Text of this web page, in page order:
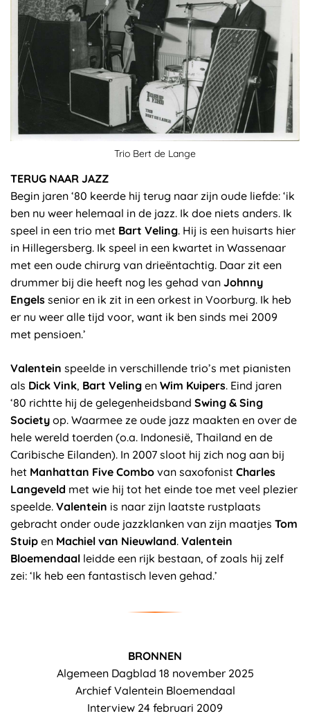
Trio Bert de Lange
TERUG NAAR JAZZ
Begin jaren ‘80 keerde hij terug naar zijn oude liefde: ‘ik
ben nu weer helemaal in de jazz. Ik doe niets anders. Ik
speel in een trio met Bart Veling. Hij is een huisarts hier
in Hillegersberg. Ik speel in een kwartet in Wassenaar
met een oude chirurg van drieëntachtig. Daar zit een
drummer bij die heeft nog les gehad van Johnny
Engels senior en ik zit in een orkest in Voorburg. Ik heb
er nu weer alle tijd voor, want ik ben sinds mei 2009
met pensioen.’
Valentein speelde in verschillende trio’s met pianisten
als Dick Vink, Bart Veling en Wim Kuipers. Eind jaren
‘80 richtte hij de gelegenheidsband Swing & Sing
Society op. Waarmee ze oude jazz maakten en over de
hele wereld toerden (o.a. Indonesië, Thailand en de
Caribische Eilanden). In 2007 sloot hij zich nog aan bij
het Manhattan Five Combo van saxofonist Charles
Langeveld met wie hij tot het einde toe met veel plezier
speelde. Valentein is naar zijn laatste rustplaats
gebracht onder oude jazzklanken van zijn maatjes Tom
Stuip en Machiel van Nieuwland. Valentein
Bloemendaal leidde een rijk bestaan, of zoals hij zelf
zei: ‘Ik heb een fantastisch leven gehad.’
BRONNEN
Algemeen Dagblad 18 november 2025
Archief Valentein Bloemendaal
Interview 24 februari 2009